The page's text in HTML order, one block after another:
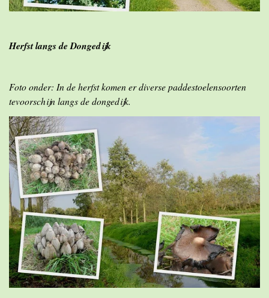
Herfst langs de Dongedijk
Foto onder: In de herfst komen er diverse paddestoelensoorten
tevoorschijn langs de dongedijk.